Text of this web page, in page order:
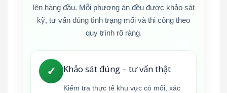
lên hàng đầu. Mỗi phương án đều được khảo sát
kỹ, tư vấn đúng tình trạng mối và thi công theo
quy trình rõ ràng.
✓ Khảo sát đúng – tư vấn thật
Kiểm tra thực tế khu vực có mối, xác